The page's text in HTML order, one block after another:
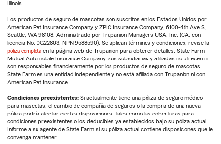
Illinois.
Los productos de seguro de mascotas son suscritos en los Estados Unidos por
American Pet Insurance Company y ZPIC Insurance Company, 6100-4th Ave S,
Seattle, WA 98108. Administrado por Trupanion Managers USA, Inc. (CA: con
licencia No. 0G22803, NPN 9588590). Se aplican términos y condiciones, revise la
póliza completa en la página web de Trupanion para obtener detalles. State Farm
Mutual Automobile Insurance Company, sus subsidiarias y afiliadas no ofrecen ni
son responsables financieramente por los productos de seguro de mascotas.
State Farm es una entidad independiente y no está afiliada con Trupanion ni con
American Pet Insurance.
Condiciones preexistentes: Si actualmente tiene una póliza de seguro médico
para mascotas, el cambio de compañía de seguros o la compra de una nueva
póliza podría afectar ciertas disposiciones, tales como las coberturas para
condiciones preexistentes o los deducibles ya establecidos bajo su póliza actual.
Informe a su agente de State Farm si su póliza actual contiene disposiciones que le
convenga mantener.